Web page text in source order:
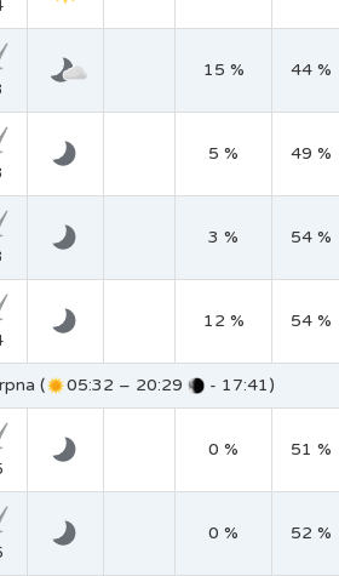
15 % 44 %
5 % 49 %
3 % 54 %
12 % 54 %
( 05:32 – 20:29 - 17:41)
0 % 51 %
0 % 52 %